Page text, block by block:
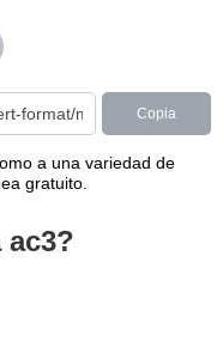
Copia
a una variedad de
gratuito.
ac3?